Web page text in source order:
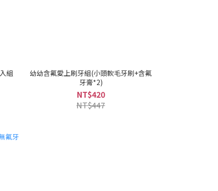
組
幼幼含氟愛上刷牙組(小頭軟毛牙刷+含氟
牙膏*2)
NT$420
NT$447